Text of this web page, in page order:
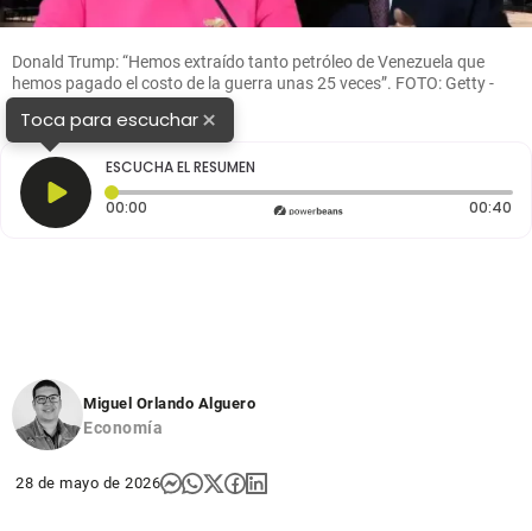
Donald Trump: “Hemos extraído tanto petróleo de Venezuela que
hemos pagado el costo de la guerra unas 25 veces”. FOTO: Getty -
AFP.
Toca para escuchar×
ESCUCHA EL RESUMEN
00:00 Tiempo transcurrido: 0 segundos 00:40
Miguel Orlando Alguero
Economía
28 de mayo de 2026